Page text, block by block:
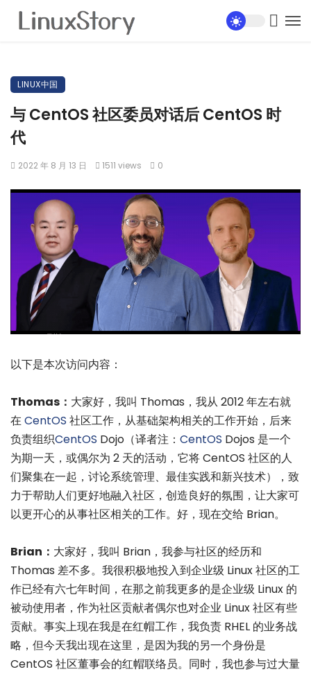
LINUX中国
与 CentOS 社区委员对话后 CentOS 时
代
2022 年 8 月 13 日 1511 views 0
以下是本次访问内容：
Thomas： 大家好，我叫 Thomas，我从 2012 年左右就
在CentOS 社区工作，从基础架构相关的工作开始，后来
负责组织CentOS Dojo（译者注： CentOS Dojos 是一个
为期一天，或偶尔为 2 天的活动，它将 CentOS 社区的人
们聚集在一起，讨论系统管理、最佳实践和新兴技术），致
力于帮助人们更好地融入社区，创造良好的氛围，让大家可
以更开心的从事社区相关的工作。好，现在交给 Brian。
Brian： 大家好，我叫 Brian，我参与社区的经历和
Thomas 差不多。我很积极地投入到企业级 Linux 社区的工
作已经有六七年时间，在那之前我更多的是企业级 Linux 的
被动使用者，作为社区贡献者偶尔也对企业 Linux 社区有些
贡献。事实上现在我是在红帽工作，我负责 RHEL 的业务战
略，但今天我出现在这里，是因为我的另一个身份是
CentOS 社区董事会的红帽联络员。同时，我也参与过大量